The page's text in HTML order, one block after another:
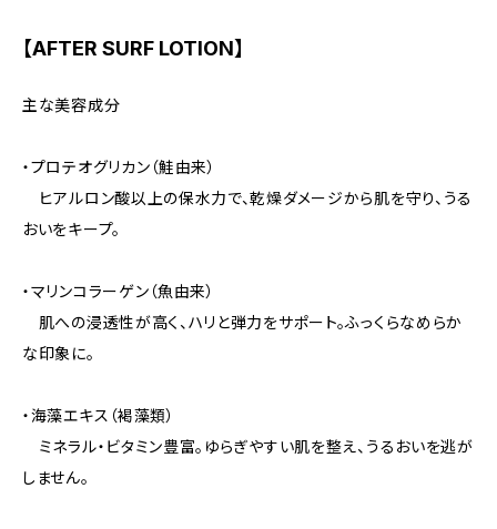
【AFTER SURF LOTION】
主な美容成分
・プロテオグリカン（鮭由来）
ヒアルロン酸以上の保水力で、乾燥ダメージから肌を守り、うる
おいをキープ。
・マリンコラーゲン（魚由来）
肌への浸透性が高く、ハリと弾力をサポート。ふっくらなめらか
な印象に。
・海藻エキス（褐藻類）
ミネラル・ビタミン豊富。ゆらぎやすい肌を整え、うるおいを逃が
しません。